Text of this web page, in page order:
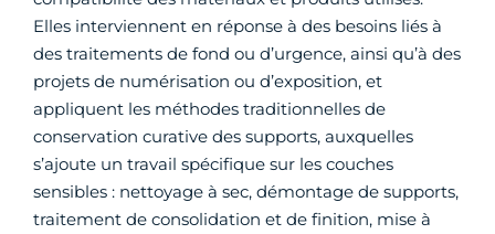
Elles interviennent en réponse à des besoins liés à
des traitements de fond ou d’urgence, ainsi qu’à des
projets de numérisation ou d’exposition, et
appliquent les méthodes traditionnelles de
conservation curative des supports, auxquelles
s’ajoute un travail spécifique sur les couches
sensibles : nettoyage à sec, démontage de supports,
traitement de consolidation et de finition, mise à